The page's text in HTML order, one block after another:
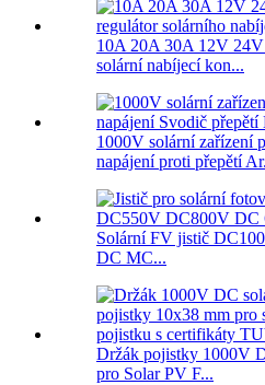
10A 20A 30A 12V
solární nabíjecí kon...
1000V solární zařízení
napájení proti přepětí
Solární FV jistič
DC MC...
Držák pojistky 1000V
pro Solar PV F...